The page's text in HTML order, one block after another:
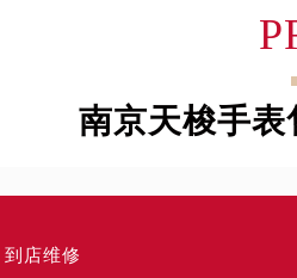
南京天梭手
到店维修